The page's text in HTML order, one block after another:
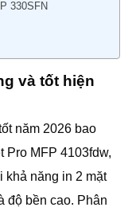
330SFN
và tốt hiện
năm 2026 bao
Pro MFP 4103fdw,
khả năng in 2 mặt
độ bền cao. Phân